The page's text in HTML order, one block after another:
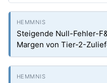
Steigende Null-Fehler-
Margen von Tier-2-